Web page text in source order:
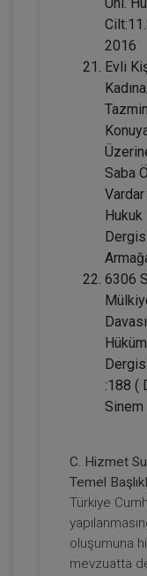
Oturumlar
2160
Tüketici
Hukuku
360 TL
2016
Evli
Saba
Vardar
Hukuk
6306
:188 (
Sinem
C. Hizmet
Temel
Türkiye
oluşumuna
mevzuatta